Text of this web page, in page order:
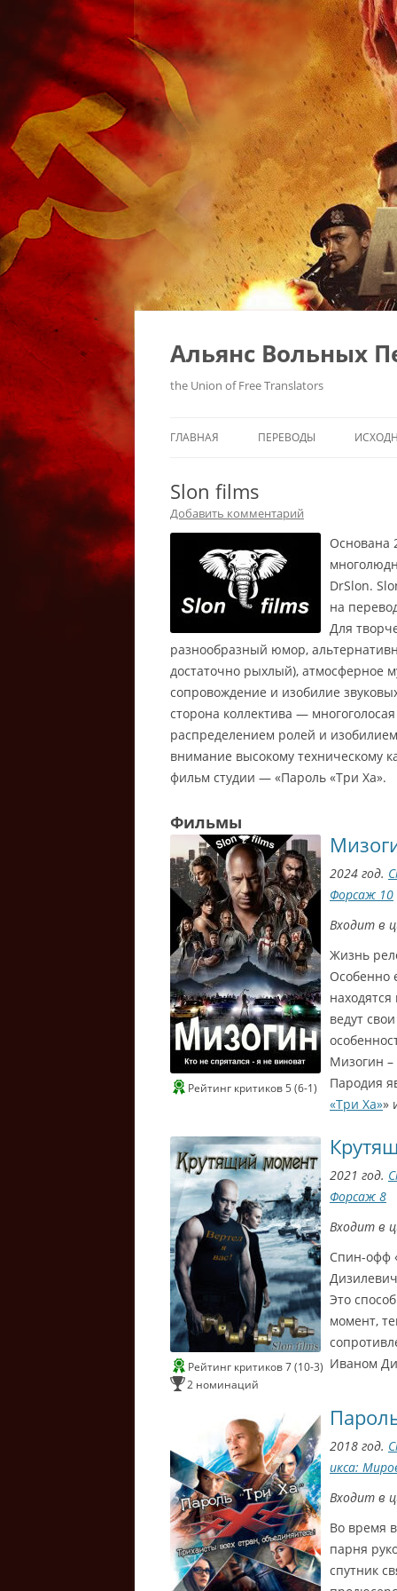
Альянс Вольных
the Union of Free Translators
ГЛАВНАЯ ПЕРЕВОДЫ
Slon films
Добавить комментарий
Основана
DrSlon.
на
Для
разнообразный юмор,
достаточно рыхлый), атмосферное
сопровождение и изобилие
сторона коллектива —
распределением ролей и
внимание высокому техническому
фильм студии — «Пароль «Три Ха».
Фильмы
Рейтинг критиков 5 (6-1)
2024 год.
Форсаж 10
Входит в
Жизнь
Особенно
ведут
Мизогин –
Пародия
«Три Ха»»
Рейтинг критиков 7 (10-3)
2 номинаций
2021 год.
Форсаж 8
Входит в
Спин-офф
Это
момент,
Иваном
2018 год.
икса:
Входит в
Во время
парня
спутник